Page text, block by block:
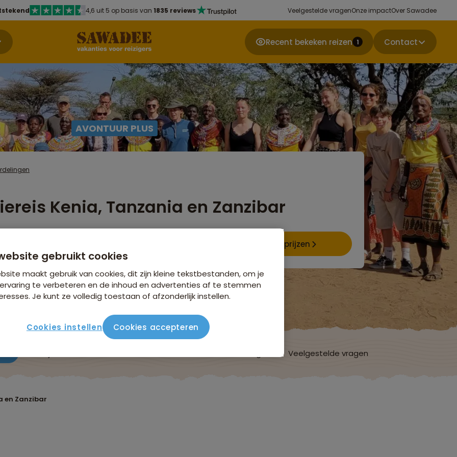
4,6 uit 5 op basis van 1835 reviews Veelgestelde vragenOnze impactOver Sawadee
Recent bekeken reizen 1 Contact
AVONTUUR PLUS
Kenia, Tanzania en Zanzibar
€18,25 p.p. op basis van 4 personen
Data & prijzen
Veelgestelde vragen
en Zanzibar
gebruikt cookies
maakt gebruik van cookies, dit zijn kleine tekstbestanden, om je
te verbeteren en de inhoud en advertenties af te stemmen
Je kunt ze volledig toestaan of afzonderlijk instellen.
Cookies instellen Cookies accepteren